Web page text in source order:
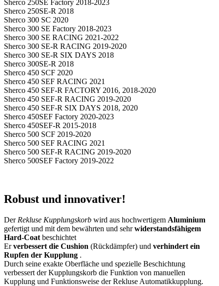
Sherco 250SE Factory 2018-2023
Sherco 250SE-R 2018
Sherco 300 SC 2020
Sherco 300 SE Factory 2018-2023
Sherco 300 SE RACING 2021-2022
Sherco 300 SE-R RACING 2019-2020
Sherco 300 SE-R SIX DAYS 2018
Sherco 300SE-R 2018
Sherco 450 SCF 2020
Sherco 450 SEF RACING 2021
Sherco 450 SEF-R FACTORY 2016, 2018-2020
Sherco 450 SEF-R RACING 2019-2020
Sherco 450 SEF-R SIX DAYS 2018, 2020
Sherco 450SEF Factory 2020-2023
Sherco 450SEF-R 2015-2018
Sherco 500 SCF 2019-2020
Sherco 500 SEF RACING 2021
Sherco 500 SEF-R RACING 2019-2020
Sherco 500SEF Factory 2019-2022
Robust und innovativer!
Der Rekluse Kupplungskorb wird aus hochwertigem Aluminium
gefertigt und mit dem bewährten und sehrwiderstandsfähigem
Hard-Coat beschichtet
Erverbessert die Cushion (Rückdämpfer) und verhindert ein
Rupfen der Kupplung .
Durch seine exakte Oberfläche und spezielle Beschichtung
verbessert der Kupplungskorb die Funktion von manuellen
Kupplung und Funktionsweise der Rekluse Automatikkupplung.